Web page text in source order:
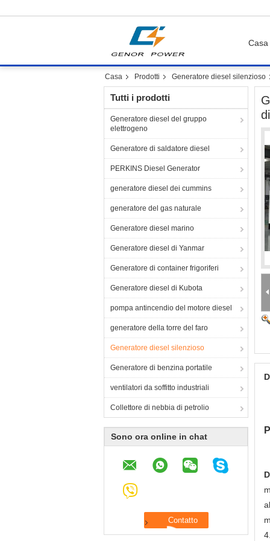
Casa
Casa Prodotti Generatore diesel silenzioso
Tutti i prodotti
Generatore diesel del gruppo
elettrogeno
Generatore di saldatore diesel
PERKINS Diesel Generator
generatore diesel dei cummins
generatore del gas naturale
Generatore diesel marino
Generatore diesel di Yanmar
Generatore di container frigoriferi
Generatore diesel di Kubota
pompa antincendio del motore diesel
generatore della torre del faro
Generatore diesel silenzioso
Generatore di benzina portatile
ventilatori da soffitto industriali
Collettore di nebbia di petrolio
Sono ora online in chat